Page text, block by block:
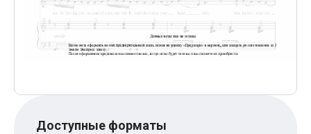
XOLIDAYBOY
Ваня Дмитриенко
Анна Герман
Полина Гагарина
HammAli
Доступные форматы